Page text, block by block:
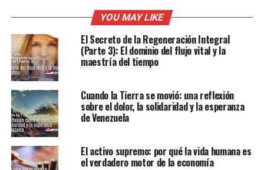
YOU MAY LIKE
El Secreto de la Regeneración Integral
(Parte 3): El dominio del flujo vital y la
maestría del tiempo
Cuando la Tierra se movió: una reflexión
sobre el dolor, la solidaridad y la esperanza
de Venezuela
El activo supremo: por qué la vida humana es
el verdadero motor de la economía